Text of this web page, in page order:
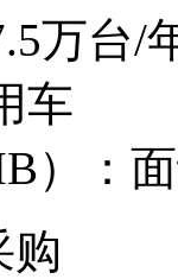
万台/
车
）：
购